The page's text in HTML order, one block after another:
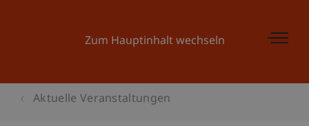
Zum Hauptinhalt wechseln
Aktuelle Veranstaltungen